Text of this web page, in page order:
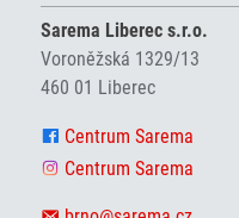
Sarema Liberec s.r.o.
Voroněžská 1329/13
460 01 Liberec
Centrum Sarema
Centrum Sarema